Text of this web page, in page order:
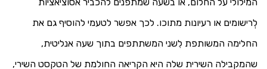
לְרישומים או רעיונות מתוכו. לכך אפשר לטעמי להוסיף גם את
החלימה המשותפת לִשני המשתתפים בתוך שעה אנליטית,
שהמקבילה השירית שלה היא הקריאה החולמת של הטקסט השירי,